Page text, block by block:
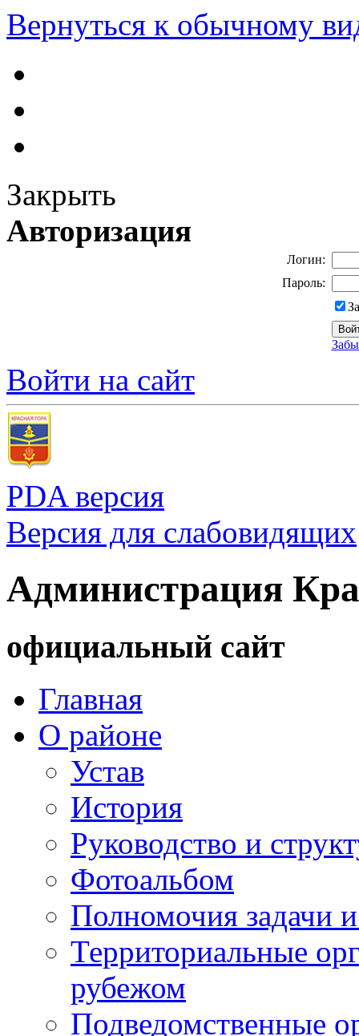
Вернуться к обычному
Закрыть
Авторизация
Логин:
Пароль:
Войти на сайт
PDA версия
Версия для слабовидящих
Администрация
официальный сайт
Главная
О районе
Устав
История
Руководство и
Фотоальбом
Полномочия задачи
Территориальные
рубежом
Подведомственные